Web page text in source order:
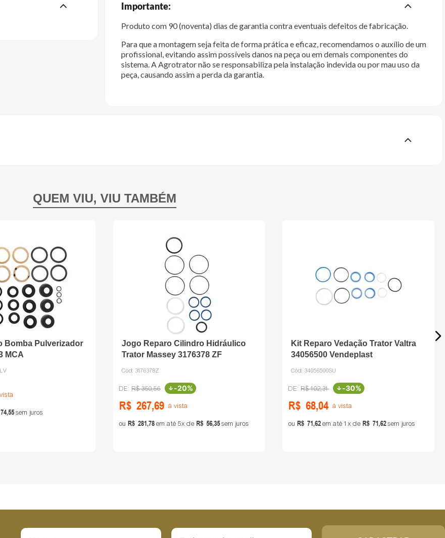
Importante:
Produto com 90 (noventa) dias de garantia contra eventuais defeitos de fabricação.
Para que a montagem seja feita de forma prática e eficaz, recomendamos o auxílio de um
profissional, evitando assim possíveis danos na peça ou em demais componentes do
sistema. A Agrotrator não se responsabiliza pela instalação indevida ou por mau uso da
peça, causando assim a perda da garantia.
Bomba Pulverizador
MCA
74,55sem juros
Jogo Reparo Cilindro Hidráulico
Trator Massey 3176378 ZF
Cód: 3176378Z
R$350,56 -20%
R$ 267,69 à vista
ou R$ 281,78em até 5 de R$ 56,35sem juros
Kit Reparo Vedação Trator Valtra
34056500 Vendeplast
Cód: 34056500SU
R$102,31 -30%
R$ 68,04 à vista
ou R$ 71,62em até1 de R$ 71,62sem juros